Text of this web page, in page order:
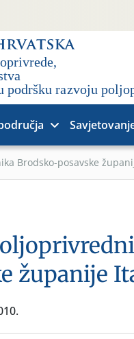
Brodsko-posavske
županije